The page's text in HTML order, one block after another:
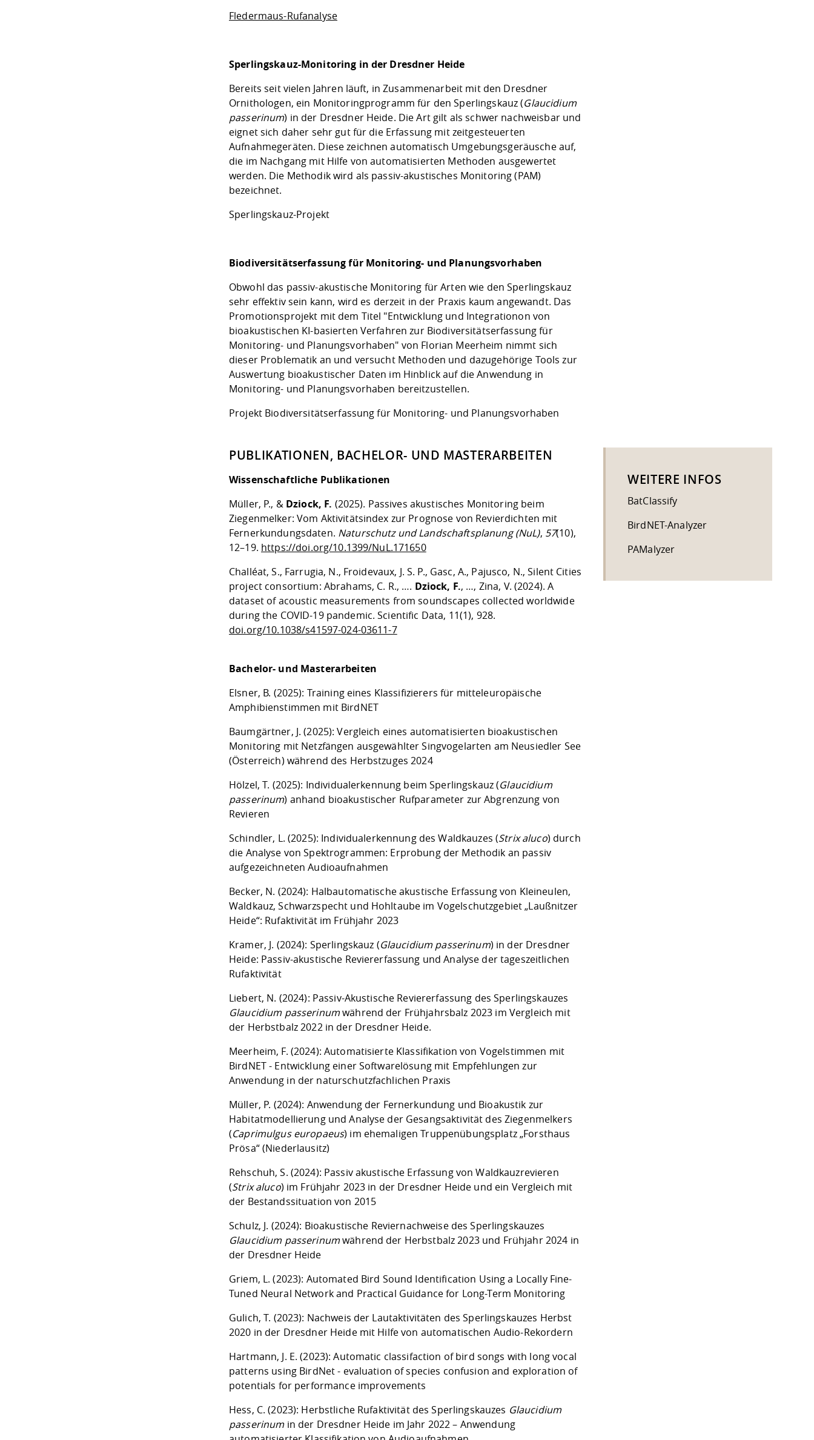
Fledermaus-Rufanalyse
Sperlingskauz-Monitoring in der Dresdner Heide
Bereits seit vielen Jahren läuft, in Zusammenarbeit mit den Dresdner
Ornithologen, ein Monitoringprogramm für den Sperlingskauz (Glaucidium
passerinum) in der Dresdner Heide. Die Art gilt als schwer nachweisbar und
eignet sich daher sehr gut für die Erfassung mit zeitgesteuerten
Aufnahmegeräten. Diese zeichnen automatisch Umgebungsgeräusche auf,
die im Nachgang mit Hilfe von automatisierten Methoden ausgewertet
werden. Die Methodik wird als passiv-akustisches Monitoring (PAM)
bezeichnet.
Sperlingskauz-Projekt
Biodiversitätserfassung für Monitoring- und Planungsvorhaben
Obwohl das passiv-akustische Monitoring für Arten wie den Sperlingskauz
sehr effektiv sein kann, wird es derzeit in der Praxis kaum angewandt. Das
Promotionsprojekt mit dem Titel "Entwicklung und Integrationon von
bioakustischen KI-basierten Verfahren zur Biodiversitätserfassung für
Monitoring- und Planungsvorhaben" von Florian Meerheim nimmt sich
dieser Problematik an und versucht Methoden und dazugehörige Tools zur
Auswertung bioakustischer Daten im Hinblick auf die Anwendung in
Monitoring- und Planungsvorhaben bereitzustellen.
Projekt Biodiversitätserfassung für Monitoring- und Planungsvorhaben
PUBLIKATIONEN, BACHELOR- UND MASTERARBEITEN
Wissenschaftliche Publikationen
Müller, P., & Dziock, F. (2025). Passives akustisches Monitoring beim
Ziegenmelker: Vom Aktivitätsindex zur Prognose von Revierdichten mit
Fernerkundungsdaten. Naturschutz und Landschaftsplanung (NuL), 57(10),
12–19. https://doi.org/10.1399/NuL.171650
Challéat, S., Farrugia, N., Froidevaux, J. S. P., Gasc, A., Pajusco, N., Silent Cities
project consortium: Abrahams, C. R., …. Dziock, F., …, Zina, V. (2024). A
dataset of acoustic measurements from soundscapes collected worldwide
during the COVID-19 pandemic. Scientific Data, 11(1), 928.
doi.org/10.1038/s41597-024-03611-7
Bachelor- und Masterarbeiten
Elsner, B. (2025): Training eines Klassifizierers für mitteleuropäische
Amphibienstimmen mit BirdNET
Baumgärtner, J. (2025): Vergleich eines automatisierten bioakustischen
Monitoring mit Netzfängen ausgewählter Singvogelarten am Neusiedler See
(Österreich) während des Herbstzuges 2024
Hölzel, T. (2025): Individualerkennung beim Sperlingskauz (Glaucidium
passerinum) anhand bioakustischer Rufparameter zur Abgrenzung von
Revieren
Schindler, L. (2025): Individualerkennung des Waldkauzes (Strix aluco) durch
die Analyse von Spektrogrammen: Erprobung der Methodik an passiv
aufgezeichneten Audioaufnahmen
Becker, N. (2024): Halbautomatische akustische Erfassung von Kleineulen,
Waldkauz, Schwarzspecht und Hohltaube im Vogelschutzgebiet „Laußnitzer
Heide“: Rufaktivität im Frühjahr 2023
Kramer, J. (2024): Sperlingskauz (Glaucidium passerinum) in der Dresdner
Heide: Passiv-akustische Reviererfassung und Analyse der tageszeitlichen
Rufaktivität
Liebert, N. (2024): Passiv-Akustische Reviererfassung des Sperlingskauzes
Glaucidium passerinumwährend der Frühjahrsbalz 2023 im Vergleich mit
der Herbstbalz 2022 in der Dresdner Heide.
Meerheim, F. (2024): Automatisierte Klassifikation von Vogelstimmen mit
BirdNET - Entwicklung einer Softwarelösung mit Empfehlungen zur
Anwendung in der naturschutzfachlichen Praxis
Müller, P. (2024): Anwendung der Fernerkundung und Bioakustik zur
Habitatmodellierung und Analyse der Gesangsaktivität des Ziegenmelkers
(Caprimulgus europaeus) im ehemaligen Truppenübungsplatz „Forsthaus
Prösa“ (Niederlausitz)
Rehschuh, S. (2024): Passiv akustische Erfassung von Waldkauzrevieren
(Strix aluco) im Frühjahr 2023 in der Dresdner Heide und ein Vergleich mit
der Bestandssituation von 2015
Schulz, J. (2024): Bioakustische Reviernachweise des Sperlingskauzes
Glaucidium passerinumwährend der Herbstbalz 2023 und Frühjahr 2024 in
der Dresdner Heide
Griem, L. (2023): Automated Bird Sound Identification Using a Locally Fine-
Tuned Neural Network and Practical Guidance for Long-Term Monitoring
Gulich, T. (2023): Nachweis der Lautaktivitäten des Sperlingskauzes Herbst
2020 in der Dresdner Heide mit Hilfe von automatischen Audio-Rekordern
Hartmann, J. E. (2023): Automatic classifaction of bird songs with long vocal
patterns using BirdNet - evaluation of species confusion and exploration of
potentials for performance improvements
Hess, C. (2023): Herbstliche Rufaktivität des Sperlingskauzes Glaucidium
passerinum in der Dresdner Heide im Jahr 2022 – Anwendung
WEITERE INFOS
BatClassify
BirdNET-Analyzer
PAMalyzer